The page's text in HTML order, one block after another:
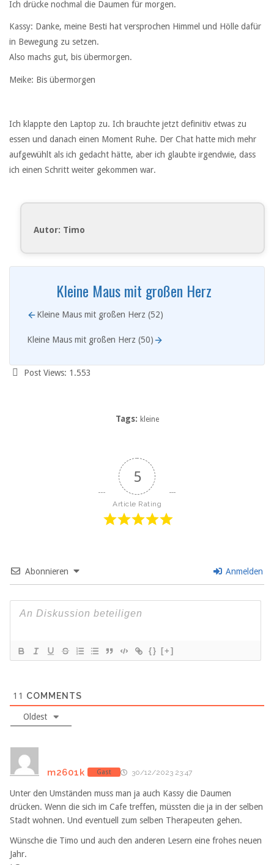
Ich drücke nochmal die Daumen für morgen.
Kassy: Danke, meine Besti hat versprochen Himmel und Hölle dafür
in Bewegung zu setzen.
Also machs gut, bis übermorgen.
Meike: Bis übermorgen
Ich klappte den Laptop zu. Ich brauchte jetzt definitiv etwas zu
essen und danach einen Moment Ruhe. Der Chat hatte mich mehr
aufgewühlt als ich gedacht hätte, aber ich glaubte irgendwie, dass
ich einen Schritt weiter gekommen war.
Autor: Timo
Kleine Maus mit großen Herz
Kleine Maus mit großen Herz (52)
Kleine Maus mit großen Herz (50)
Post Views: 1.553
Tags: kleine
5
Article Rating
Abonnieren Anmelden
{} [+]
11 COMMENTS
Oldest
m2601k Gast 30/12/2023 23:47
Unter den Umständen muss man ja auch Kassy die Daumen
drücken. Wenn die sich im Cafe treffen, müssten die ja in der selben
Stadt wohnen. Und eventuell zum selben Therapeuten gehen.
Wünsche die Timo und auch den anderen Lesern eine frohes neuen
Jahr.